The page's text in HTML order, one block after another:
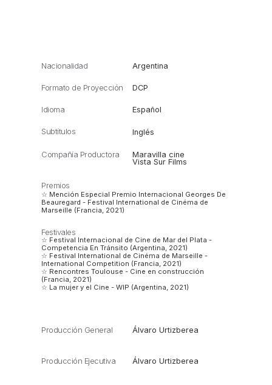
Nacionalidad Argentina
Formato de Proyección DCP
Idioma Español
Subtítulos Inglés
Compañía Productora
Maravilla cine
Vista Sur Films
Premios
☆ Mención Especial Premio Internacional Georges De
Beauregard - Festival International de Cinéma de
Marseille (Francia, 2021)
Festivales
☆ Festival Internacional de Cine de Mar del Plata -
Competencia En Tránsito (Argentina, 2021)
☆ Festival International de Cinéma de Marseille -
International Competition (Francia, 2021)
☆ Rencontres Toulouse - Cine en construcción
(Francia, 2021)
☆ La mujer y el Cine - WIP (Argentina, 2021)
Producción General Álvaro Urtizberea
Producción Ejecutiva Álvaro Urtizberea